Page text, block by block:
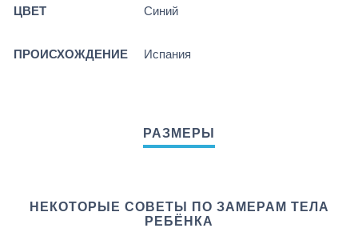
ЦВЕТ Синий
ПРОИСХОЖДЕНИЕ Испания
НЕКОТОРЫЕ СОВЕТЫ ПО ЗАМЕРАМ ТЕЛА
РЕБЁНКА